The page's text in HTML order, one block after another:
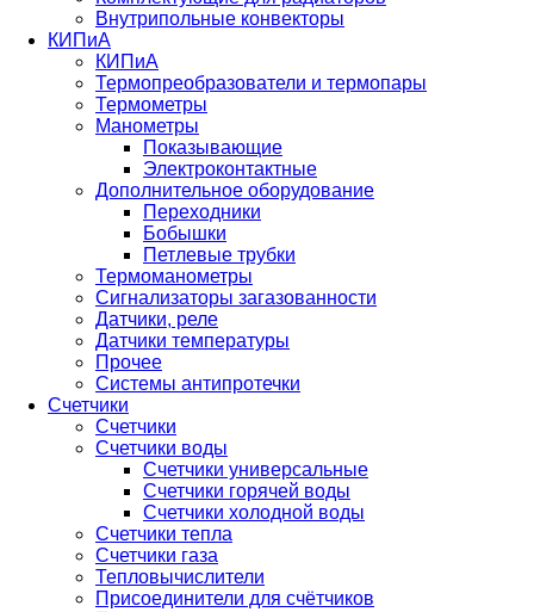
Внутрипольные конвекторы
КИПиА
КИПиА
Термопреобразователи и термопары
Термометры
Манометры
Показывающие
Электроконтактные
Дополнительное оборудование
Переходники
Бобышки
Петлевые трубки
Термоманометры
Сигнализаторы загазованности
Датчики, реле
Датчики температуры
Прочее
Системы антипротечки
Счетчики
Счетчики
Счетчики воды
Счетчики универсальные
Счетчики горячей воды
Счетчики холодной воды
Счетчики тепла
Счетчики газа
Тепловычислители
Присоединители для счётчиков